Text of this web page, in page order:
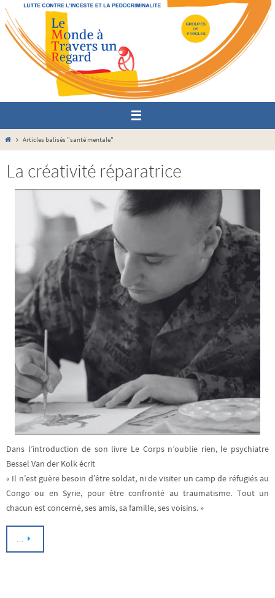
Passer
vers
contenu
HomeArticles balisés "santé mentale"
La créativité réparatrice
Dans l’introduction de son livre Le Corps n’oublie rien, le psychiatre
Bessel Van der Kolk écrit
« Il n’est guère besoin d’être soldat, ni de visiter un camp de réfugiés au
Congo ou en Syrie, pour être confronté au traumatisme. Tout un
chacun est concerné, ses amis, sa famille, ses voisins. »
…